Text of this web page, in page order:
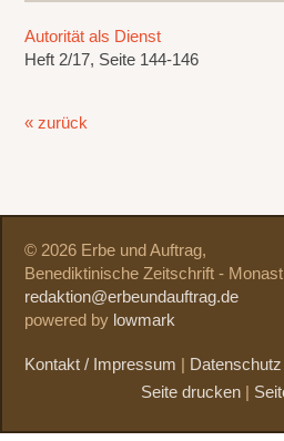
Autorität als Dienst
Heft 2/17, Seite 144-146
« zurück
© 2026 Erbe und Auftrag,
Benediktinische Zeitschrift -
redaktion@erbeundauftrag.de
powered by lowmark
Kontakt / Impressum
Datenschutz
Seite drucken